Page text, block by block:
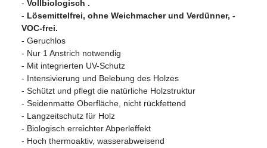
- Vollbiologisch .
- Lösemittelfrei, ohne Weichmacher und Verdünner, -
VOC-frei.
- Geruchlos
- Nur 1 Anstrich notwendig
- Mit integrierten UV-Schutz
- Intensivierung und Belebung des Holzes
- Schützt und pflegt die natürliche Holzstruktur
- Seidenmatte Oberfläche, nicht rückfettend
- Langzeitschutz für Holz
- Biologisch erreichter Abperleffekt
- Hoch thermoaktiv, wasserabweisend